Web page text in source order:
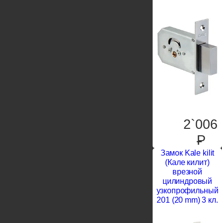
2`006
P
Замок Kale kilit
(Кале килит)
врезной
цилиндровый
узкопрофильный
201 (20 mm) 3 кл.